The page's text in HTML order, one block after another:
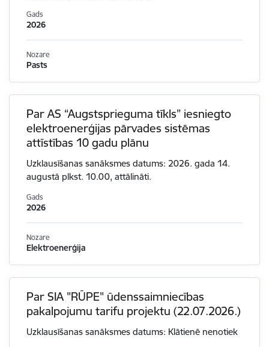
Gads
2026
Nozare
Pasts
Par AS “Augstsprieguma tīkls” iesniegto
elektroenerģijas pārvades sistēmas
attīstības 10 gadu plānu
Uzklausīšanas sanāksmes datums: 2026. gada 14.
augustā plkst. 10.00, attālināti.
Gads
2026
Nozare
Elektroenerģija
Par SIA "RŪPE" ūdenssaimniecības
pakalpojumu tarifu projektu (22.07.2026.)
Uzklausīšanas sanāksmes datums: Klātienē nenotiek